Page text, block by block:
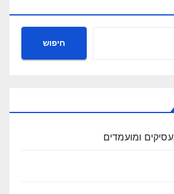
חיפוש